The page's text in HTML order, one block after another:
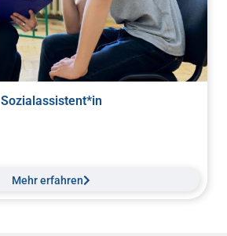
Sozialassistent*in
Mehr erfahren